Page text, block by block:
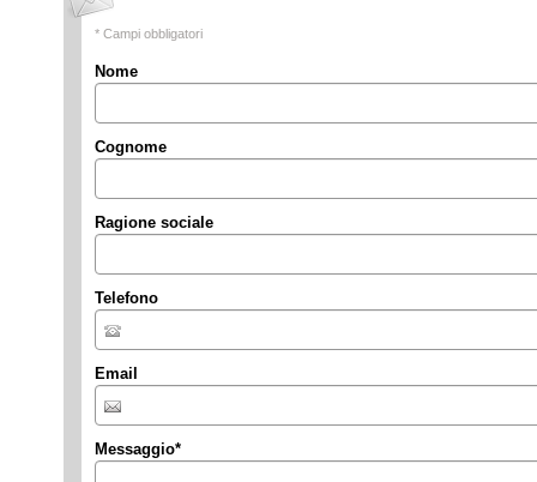
* Campi obbligatori
Nome
Cognome
Ragione sociale
Telefono
Email
Messaggio*